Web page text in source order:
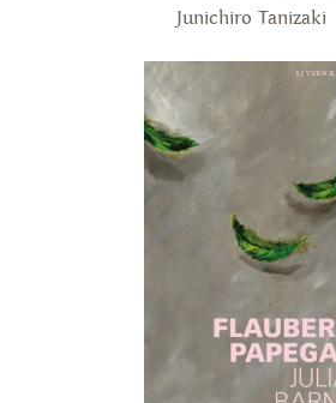
Junichiro Tanizaki